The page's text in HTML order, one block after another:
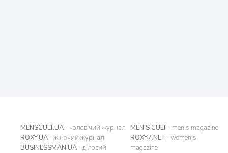
MENSCULT.UA - чоловічий журнал
ROXY.UA - жіночий журнал
BUSINESSMAN.UA - діловий
MEN'S CULT- men's magazine
ROXY7.NET- women's
magazine